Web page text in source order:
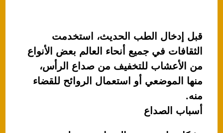
قبل إدخال الطب الحديث، استخدمت
الثقافات في جميع أنحاء العالم بعض الأنواع
من الأعشاب للتخفيف من صداع الرأس،
منها الموضعي أو استعمال الروائح للقضاء
منه.
أسباب الصداع